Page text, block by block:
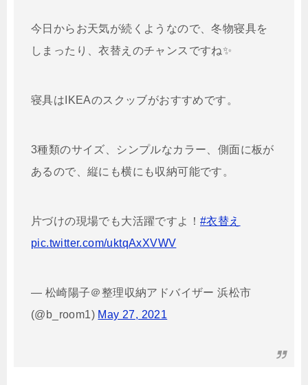
今日からお天気が続くようなので、冬物寝具を
しまったり、衣替えのチャンスですね✨
寝具はIKEAのスクッブがおすすめです。
3種類のサイズ、シンプルなカラー、側面に板が
あるので、縦にも横にも収納可能です。
片づけの現場でも大活躍ですよ！ #衣替え
pic.twitter.com/uktqAxXVWV
— 松崎陽子＠整理収納アドバイザー 浜松市
(@b_room1) May 27, 2021